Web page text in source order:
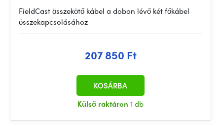
FieldCast összekötő kábel a dobon lévő két főkábel
összekapcsolásához
207 850 Ft
Külső raktáron 1 db
KOSÁRBA